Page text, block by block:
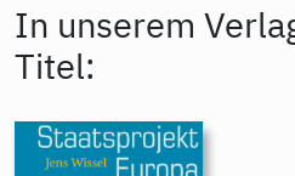
In unserem
Titel: